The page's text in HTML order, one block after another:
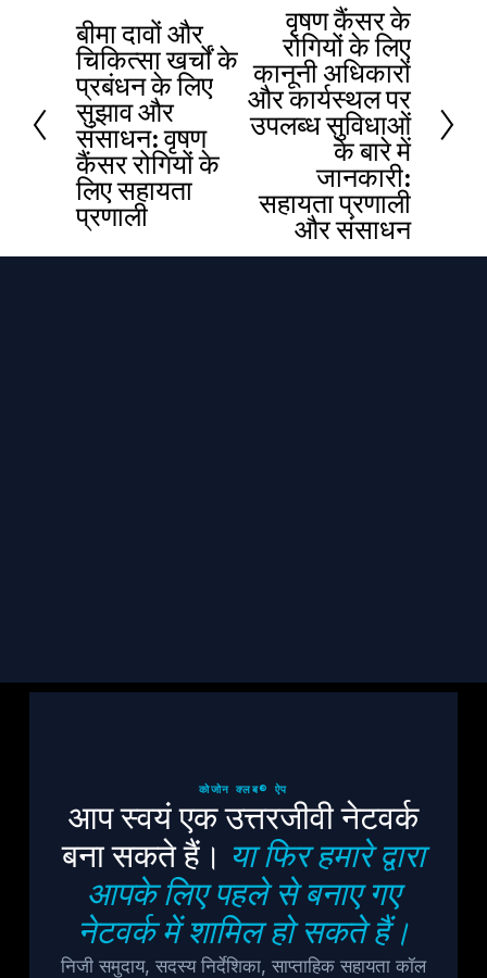
प
ह
ले
का
बीमा दावों और
चिकित्सा खर्चों के
प्रबंधन के लिए
सुझाव और
संसाधन: वृषण
कैंसर रोगियों के
लिए सहायता
प्रणाली
ला
वृषण कैंसर के
रोगियों के लिए
कानूनी अधिकारों
और कार्यस्थल पर
उपलब्ध सुविधाओं
के बारे में
जानकारी:
सहायता प्रणाली
और संसाधन
कोजोन क्लब® ऐप
आप स्वयं एक उत्तरजीवी नेटवर्क
बना सकते हैं। या फिर हमारे द्वारा
आपके लिए पहले से बनाए गए
नेटवर्क में शामिल हो सकते हैं।
निजी समुदाय, सदस्य निर्देशिका, साप्ताहिक सहायता कॉल